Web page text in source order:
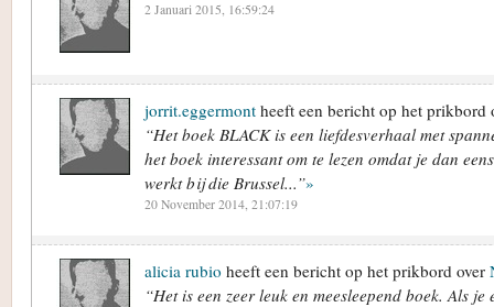
2 Januari 2015, 16:59:24
jorrit.eggermont heeft een bericht op het prikbord
“Het boek BLACK is een liefdesverhaal met
het boek interessant om te lezen omdat je dan
werkt bij die Brussel...”»
20 November 2014, 21:07:19
alicia rubio heeft een bericht op het prikbord over
“Het is een zeer leuk en meesleepend boek. Als